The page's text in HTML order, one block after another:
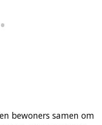
bewoners samen om